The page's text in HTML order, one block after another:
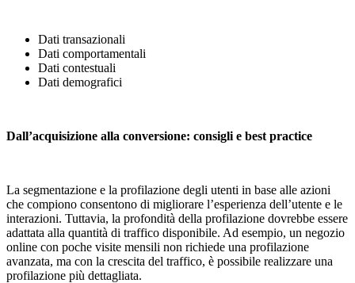
Dati transazionali
Dati comportamentali
Dati contestuali
Dati demografici
Dall’acquisizione alla conversione: consigli e best practice
La segmentazione e la profilazione degli utenti in base alle azioni
che compiono consentono di migliorare l’esperienza dell’utente e le
interazioni. Tuttavia, la profondità della profilazione dovrebbe essere
adattata alla quantità di traffico disponibile. Ad esempio, un negozio
online con poche visite mensili non richiede una profilazione
avanzata, ma con la crescita del traffico, è possibile realizzare una
profilazione più dettagliata.